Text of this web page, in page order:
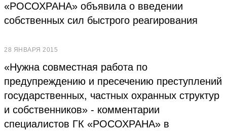
«РОСОХРАНА» объявила о введении
собственных сил быстрого реагирования
28 ЯНВАРЯ 2015
«Нужна совместная работа по
предупреждению и пресечению преступлений
государственных, частных охранных структур
и собственников» - комментарии
специалистов ГК «РОСОХРАНА» в